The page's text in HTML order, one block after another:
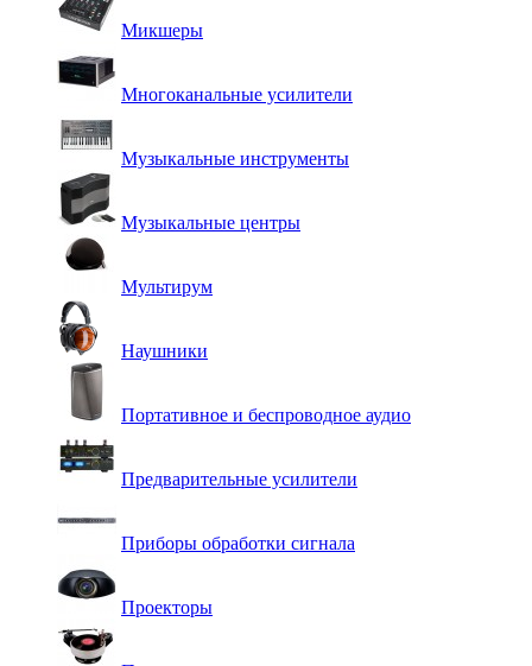
Микшеры
Многоканальные усилители
Музыкальные инструменты
Музыкальные центры
Мультирум
Наушники
Портативное и беспроводное аудио
Предварительные усилители
Приборы обработки сигнала
Проекторы